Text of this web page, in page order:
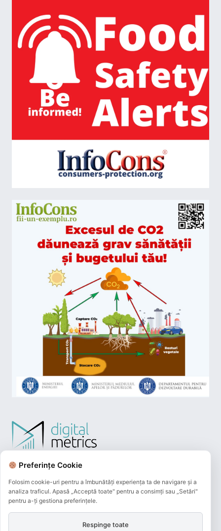
Preferințe Cookie
Folosim cookie-uri pentru a îmbunătăți experiența ta de navigare și a
analiza traficul. Apasă „Acceptă toate" pentru a consimți sau „Setări"
pentru a-ți gestiona preferințele.
Respinge toate